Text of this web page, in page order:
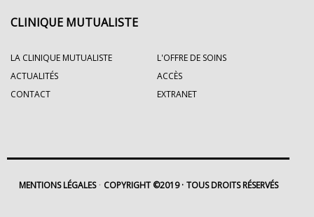
CLINIQUE MUTUALISTE
LA CLINIQUE MUTUALISTE
L'OFFRE DE SOINS
ACTUALITÉS
ACCÈS
CONTACT
EXTRANET
MENTIONS LÉGALES COPYRIGHT ©2019 TOUS DROITS RÉSERVÉS